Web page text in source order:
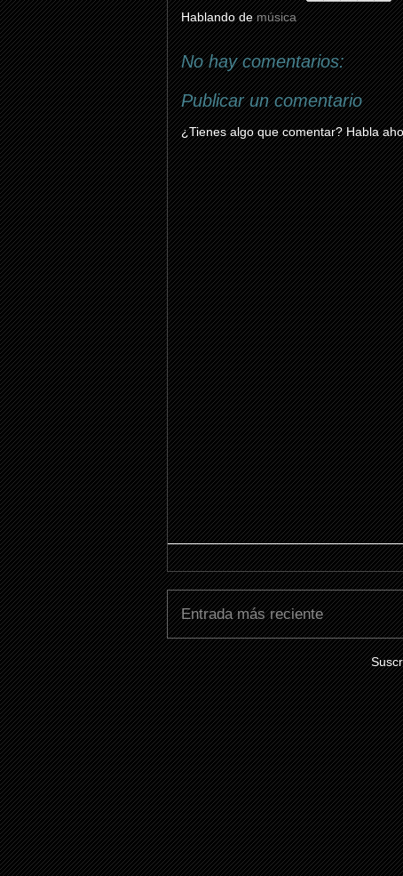
Hablando demúsica
No hay comentarios:
Publicar un comentario
¿Tienes algo que comentar? Habla
Entrada más reciente